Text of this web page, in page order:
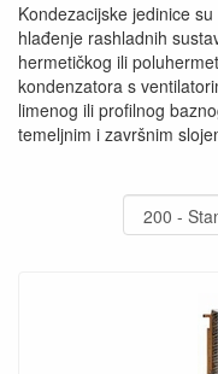
Kondezacijske jedinice
hlađenje rashladnih
hermetičkog ili
kondenzatora s
limenog ili profilnog
temeljnim i završnim